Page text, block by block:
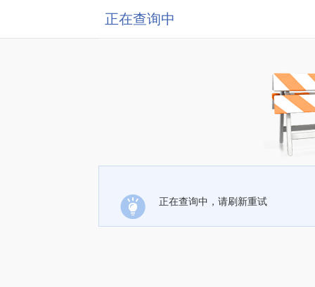
正在查询中
正在查询中，请刷新重试